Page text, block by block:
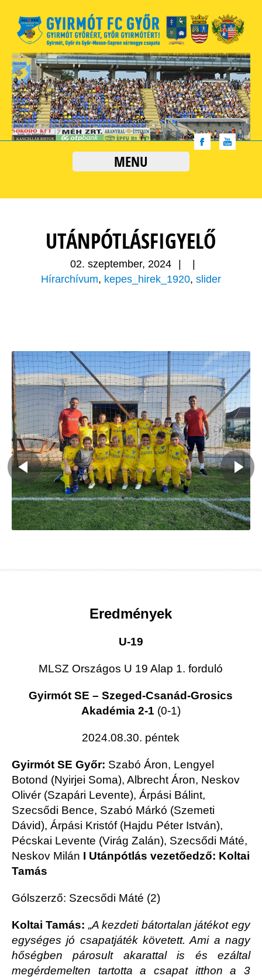
MENU
UTÁNPÓTLÁSFIGYELŐ
02. szeptember, 2024
Hírarchívum, kepes_hirek_1920, slider
Eredmények
U-19
MLSZ Országos U 19 Alap 1. forduló
Gyirmót SE – Szeged-Csanád-Grosics
Akadémia 2-1 (0-1)
2024.08.30. péntek
Gyirmót SE Győr: Szabó Áron, Lengyel
Botond (Nyirjei Soma), Albrecht Áron, Neskov
Olivér (Szapári Levente), Árpási Bálint,
Szecsődi Bence, Szabó Márkó (Szemeti
Dávid), Árpási Kristóf (Hajdu Péter István),
Pécskai Levente (Virág Zalán), Szecsődi Máté,
Neskov Milán I Utánpótlás vezetőedző: Koltai
Tamás
Gólszerző: Szecsődi Máté (2)
Koltai Tamás: „A kezdeti bátortalan játékot egy
egységes jó csapatjáték követett. Ami a nagy
hőségben párosult akarattal is és ezáltal
megérdemelten tartotta a csapat itthon a 3